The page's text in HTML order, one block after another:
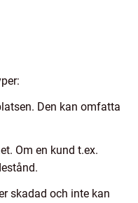
Den kan omfatta
Om en kund t.ex.
skadad och inte kan